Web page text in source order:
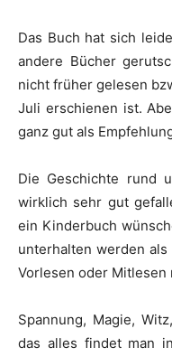
Das Buch hat sich
andere Bücher
nicht früher gelesen
Juli erschienen ist.
ganz gut als
Die Geschichte rund
wirklich sehr gut
ein Kinderbuch
unterhalten werden
Vorlesen oder Mitlesen
Spannung, Magie,
das alles findet man